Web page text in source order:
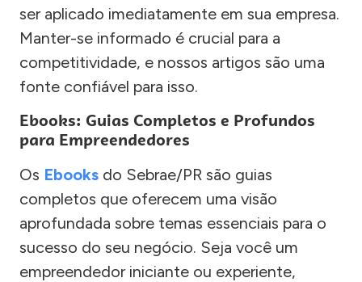
ser aplicado imediatamente em sua empresa.
Manter-se informado é crucial para a
competitividade, e nossos artigos são uma
fonte confiável para isso.
Ebooks: Guias Completos e Profundos
para Empreendedores
Os Ebooks do Sebrae/PR são guias
completos que oferecem uma visão
aprofundada sobre temas essenciais para o
sucesso do seu negócio. Seja você um
empreendedor iniciante ou experiente,